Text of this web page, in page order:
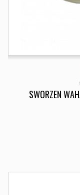
SWORZEN